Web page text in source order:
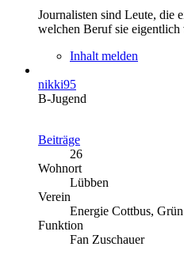
Journalisten sind Leute, die
welchen Beruf sie
Inhalt melden
nikki95
B-Jugend
Beiträge
26
Wohnort
Lübben
Verein
Energie Cottbus,
Funktion
Fan Zuschauer